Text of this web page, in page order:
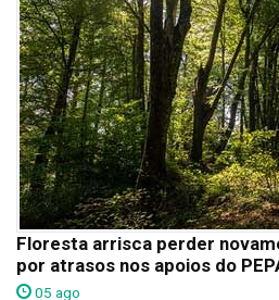
Floresta arrisca perder
por atrasos nos apoios do
05 ago